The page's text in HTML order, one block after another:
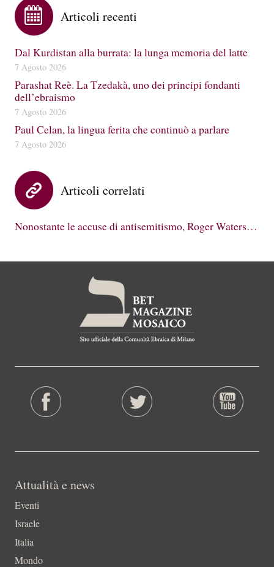
Articoli recenti
Dal Kurdistan alla burrata: la lunga memoria del latte
7 Agosto 2026
Parashat Reè. La Tzedakà, uno dei principi fondanti
dell’ebraismo
7 Agosto 2026
Paul Celan, la lingua ferita che continuò a parlare
7 Agosto 2026
Articoli correlati
Nonostante le accuse di antisemitismo, Roger Waters…
Attualità e news
Eventi
Israele
Italia
Mondo